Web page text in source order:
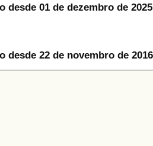
desde 01 de dezembro de
desde 22 de novembro de